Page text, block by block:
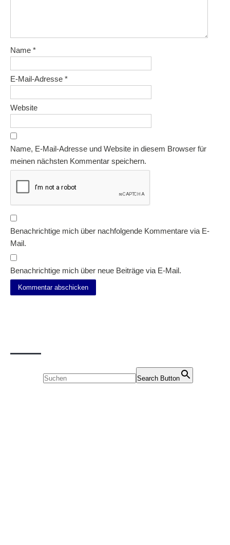
Name *
E-Mail-Adresse *
Website
Name, E-Mail-Adresse und Website in diesem Browser für
meinen nächsten Kommentar speichern.
Benachrichtige mich über nachfolgende Kommentare via E-
Mail.
Benachrichtige mich über neue Beiträge via E-Mail.
Search Button